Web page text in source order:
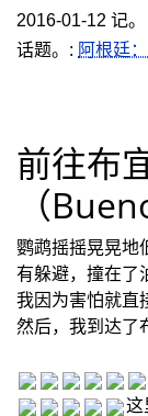
2016-01-12 记。
话题。: 阿根廷
前往布
（
鹦鹉摇摇晃晃地
有躲避，撞在了
我因为害怕就直
然后，我到达了
这